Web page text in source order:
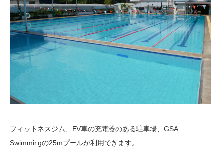
フィットネスジム、EV車の充電器のある駐車場、GSA
Swimmingの25mプールが利用できます。